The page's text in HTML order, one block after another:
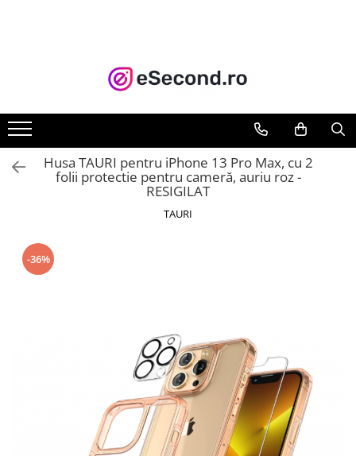
Accesorii Auto
Anvelope & Jante
Covorase auto
Echipamente pentru Atelier
Intretinere & Cosmetica auto
Reparatii si echipamente auto
Trotinete electrice
Curatenie si intretinere
Hobby-uri creative
Iluminat & Electrice
Husa TAURI pentru iPhone 13 Pro Max, cu 2
folii protectie pentru cameră, auriu roz -
RESIGILAT
TAURI
-36%